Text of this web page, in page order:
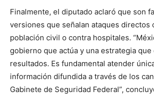
Finalmente, el diputado aclaró que son
versiones que señalan ataques directos
población civil o contra hospitales.
gobierno que actúa y una estrategia que
resultados. Es fundamental atender
información difundida a través de los
Gabinete de Seguridad Federal”,